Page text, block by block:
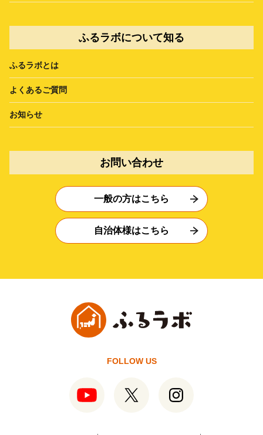
ふるラボについて知る
ふるラボとは
よくあるご質問
お知らせ
お問い合わせ
一般の方はこちら
自治体様はこちら
FOLLOW US